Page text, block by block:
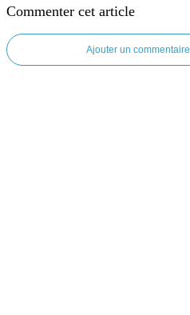
Commenter cet article
Ajouter un commentaire